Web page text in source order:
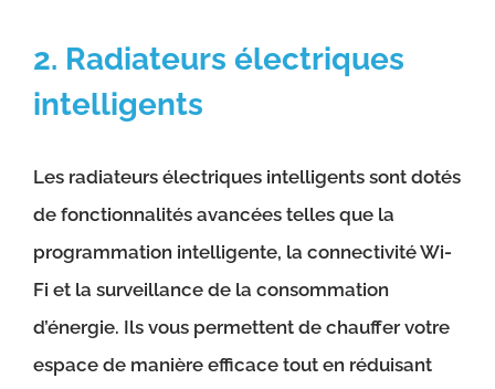
2. Radiateurs électriques
intelligents
Les radiateurs électriques intelligents sont dotés
de fonctionnalités avancées telles que la
programmation intelligente, la connectivité Wi-
Fi et la surveillance de la consommation
d’énergie. Ils vous permettent de chauffer votre
espace de manière efficace tout en réduisant